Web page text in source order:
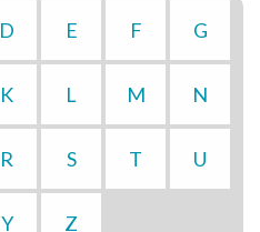
D E F G
K L M N
R S T U
Y Z